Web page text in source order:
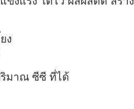
ง
ริมาณ ซีซี ที่ได้